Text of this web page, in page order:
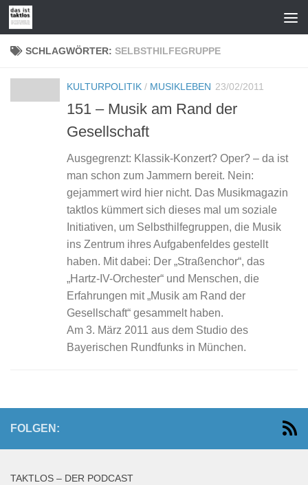
Zum Inhalt springen
SCHLAGWÖRTER: SELBSTHILFEGRUPPE
KULTURPOLITIK / MUSIKLEBEN 23/02/2011
151 – Musik am Rand der
Gesellschaft
Ausgegrenzt: Klassik-Konzert? Oper? – da ist
man schon zum Jammern bereit. Nein:
gejammert wird hier nicht. Das Musikmagazin
taktlos kümmert sich dieses mal um soziale
Initiativen, um Selbsthilfegruppen, die Musik
ins Zentrum ihres Aufgabenfeldes gestellt
haben. Mit dabei: Der „Straßenchor“, das
„Hartz-IV-Orchester“ und Menschen, die
Erfahrungen mit „Musik am Rand der
Gesellschaft“ gesammelt haben.
Am 3. März 2011 aus dem Studio des
Bayerischen Rundfunks in München.
FOLGEN:
TAKTLOS – DER PODCAST